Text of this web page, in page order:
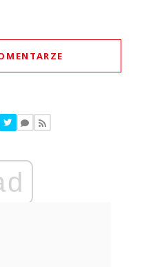
komentarzy
komentarze